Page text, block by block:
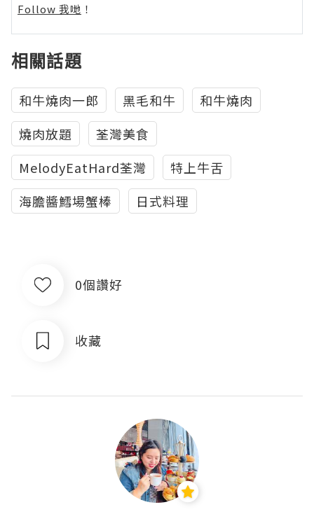
Follow 我哋 ！
相關話題
和牛燒肉一郎 黑毛和牛
和牛燒肉
燒肉放題
荃灣美食
MelodyEatHard荃灣
特上牛舌
海膽醬鱈場蟹棒
日式料理
0個讚好
收藏